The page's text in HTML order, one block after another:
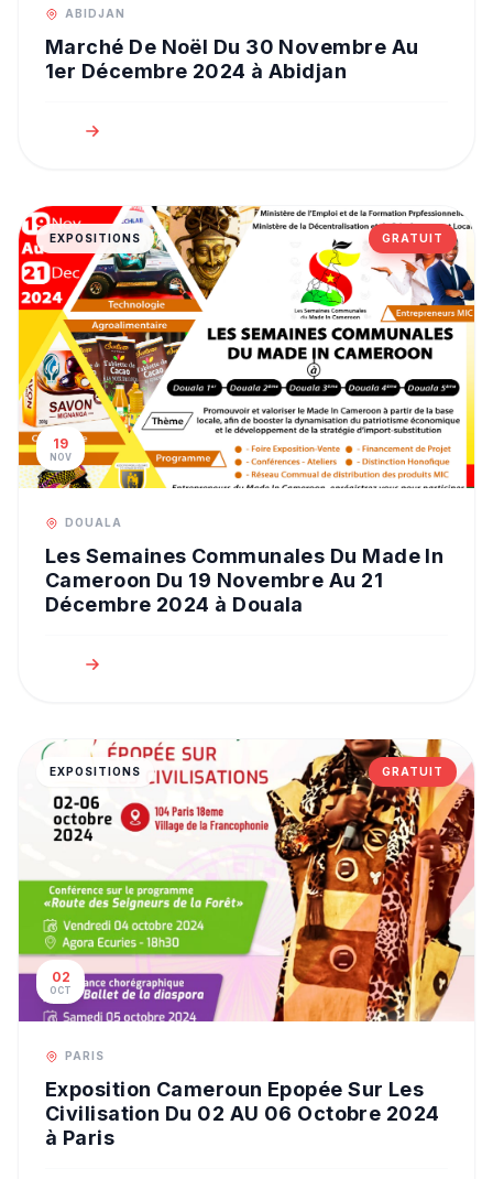
ABIDJAN
Marché De Noël Du 30 Novembre Au
1er Décembre 2024 à Abidjan
EXPOSITIONS GRATUIT
19
NOV
DOUALA
Les Semaines Communales Du Made In
Cameroon Du 19 Novembre Au 21
Décembre 2024 à Douala
EXPOSITIONS GRATUIT
02
OCT
PARIS
Exposition Cameroun Epopée Sur Les
Civilisation Du 02 AU 06 Octobre 2024
à Paris